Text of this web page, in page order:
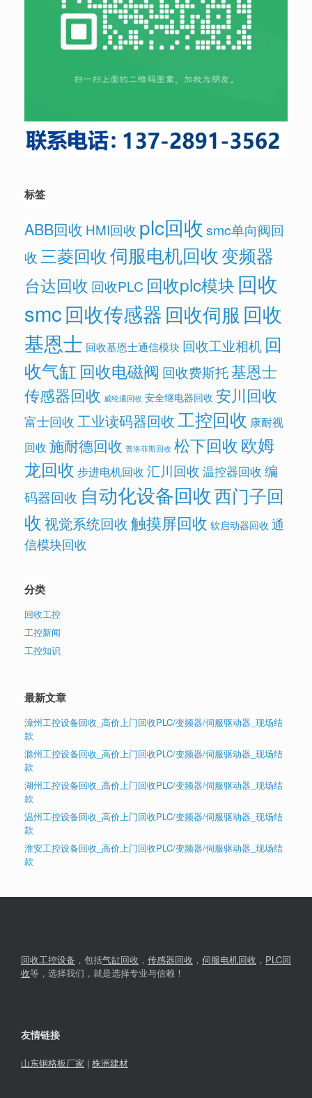
标签
ABB回收 HMI回收 plc回收 smc单向阀回
收 三菱回收伺服电机回收变频器
台达回收 回收PLC 回收plc模块 回收
smc回收传感器回收伺服 回收
基恩士 回收基恩士通信模块 回收工业相机 回
收气缸 回收电磁阀 回收费斯托基恩士
传感器回收 威纶通回收 安全继电器回收 安川回收
富士回收 工业读码器回收工控回收 康耐视
回收 施耐德回收 普洛菲斯回收 松下回收欧姆
龙回收 步进电机回收 汇川回收 温控器回收 编
码器回收 自动化设备回收西门子回
收视觉系统回收触摸屏回收 软启动器回收 通
信模块回收
分类
回收工控
工控新闻
工控知识
最新文章
漳州工控设备回收_高价上门回收PLC/变频器/伺服驱动器_现场结
款
滁州工控设备回收_高价上门回收PLC/变频器/伺服驱动器_现场结
款
湖州工控设备回收_高价上门回收PLC/变频器/伺服驱动器_现场结
款
温州工控设备回收_高价上门回收PLC/变频器/伺服驱动器_现场结
款
淮安工控设备回收_高价上门回收PLC/变频器/伺服驱动器_现场结
款
回收工控设备 ，包括气缸回收 ， 传感器回收 ， 伺服电机回收 ， PLC回
收等，选择我们，就是选择专业与信赖！
友情链接
山东钢格板厂家 | 株洲建材